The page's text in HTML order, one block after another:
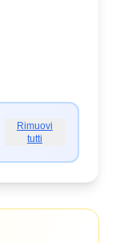
Rimuovi
tutti